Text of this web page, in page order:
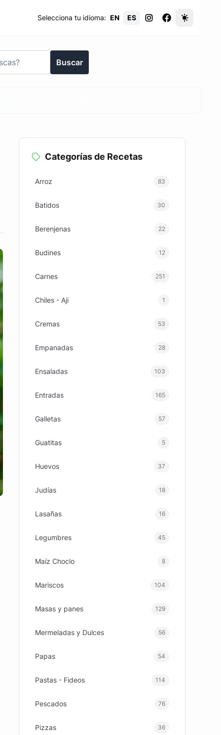
Selecciona tu idioma: EN ES
Buscar
Categorías de Recetas
Arroz 83
Batidos 30
Berenjenas 22
Budines 12
Carnes 251
Chiles - Aji 1
Cremas 53
Empanadas 28
Ensaladas 103
Entradas 165
Galletas 57
Guatitas 5
Huevos 37
Judías 18
Lasañas 16
Legumbres 45
Maíz Choclo 8
Mariscos 104
Masas y panes 129
Mermeladas y Dulces 56
Papas 54
Pastas - Fideos 114
Pescados 76
Pizzas 36